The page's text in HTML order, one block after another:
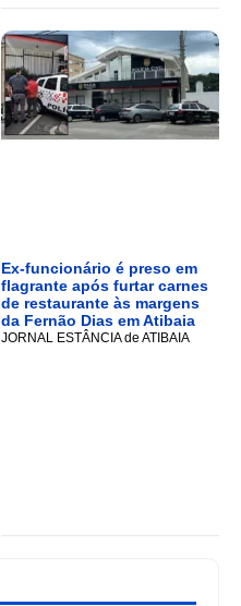
Ex-funcionário é preso em
flagrante após furtar carnes
de restaurante às margens
da Fernão Dias em Atibaia
JORNAL ESTÂNCIA de ATIBAIA